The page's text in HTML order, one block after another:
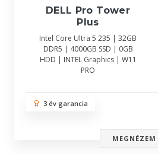
DELL Pro Tower
Plus
Intel Core Ultra 5 235 | 32GB
DDR5 | 4000GB SSD | 0GB
HDD | INTEL Graphics | W11
PRO
3 év garancia
MEGNÉZEM